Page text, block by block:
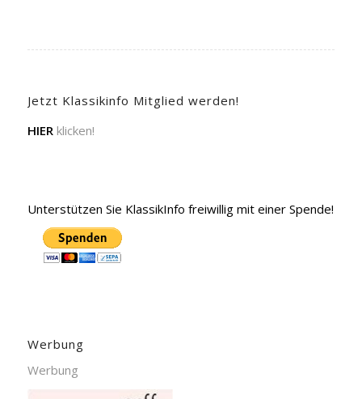
Jetzt Klassikinfo Mitglied werden!
HIER klicken!
Unterstützen Sie KlassikInfo freiwillig mit einer Spende!
Werbung
Werbung